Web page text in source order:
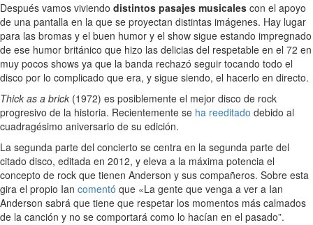
Después vamos viviendo distintos pasajes musicales con el apoyo
de una pantalla en la que se proyectan distintas imágenes. Hay lugar
para las bromas y el buen humor y el show sigue estando impregnado
de ese humor británico que hizo las delicias del respetable en el 72 en
muy pocos shows ya que la banda rechazó seguir tocando todo el
disco por lo complicado que era, y sigue siendo, el hacerlo en directo.
Thick as a brick (1972) es posiblemente el mejor disco de rock
progresivo de la historia. Recientemente se ha reeditado debido al
cuadragésimo aniversario de su edición.
La segunda parte del concierto se centra en la segunda parte del
citado disco, editada en 2012, y eleva a la máxima potencia el
concepto de rock que tienen Anderson y sus compañeros. Sobre esta
gira el propio Ian comentó que «La gente que venga a ver a Ian
Anderson sabrá que tiene que respetar los momentos más calmados
de la canción y no se comportará como lo hacían en el pasado”.